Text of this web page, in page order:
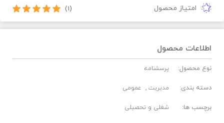
امتیاز محصول (1)
اطلاعات محصول
نوع محصول: پرسشنامه
دسته بندی: مدیریت عمومی
برچسب ها: شغلی و تحصیلی